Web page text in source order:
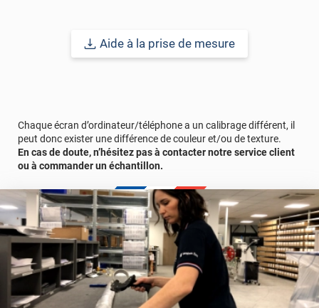
• Sans entretien.
Référence produit :STAT630i.
Aide à la prise de mesure
Chaque écran d’ordinateur/téléphone a un calibrage différent, il
peut donc exister une différence de couleur et/ou de texture.
En cas de doute, n’hésitez pas à contacter notre service client
ou à commander un échantillon.